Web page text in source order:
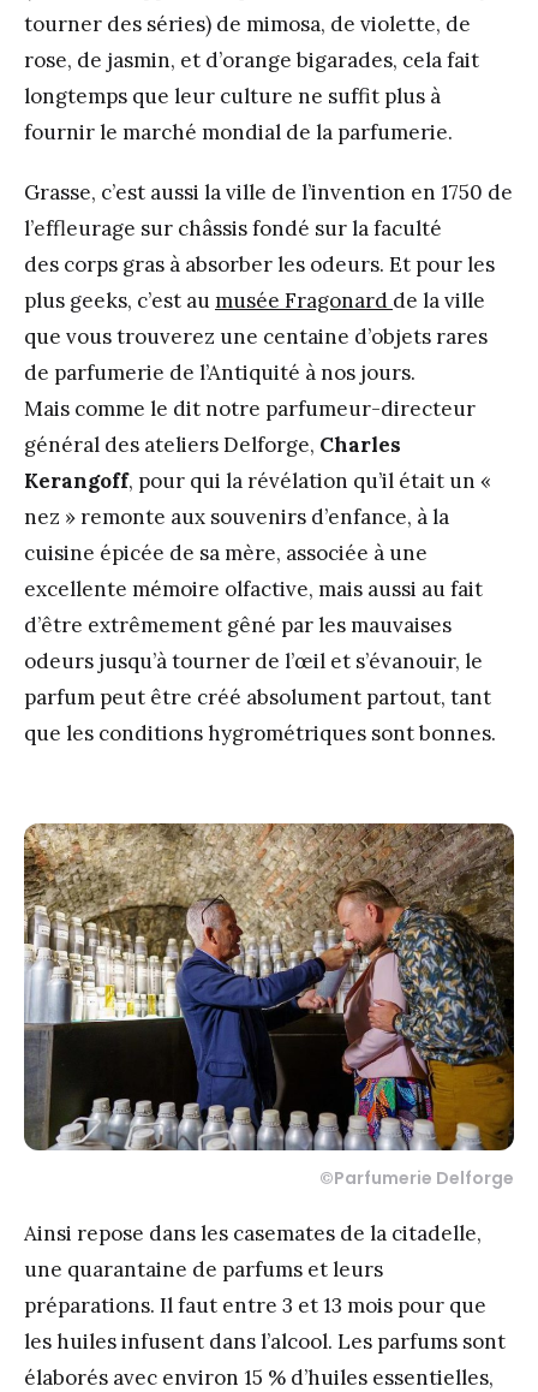
tourner des séries) de mimosa, de violette, de
rose, de jasmin, et d’orange bigarades, cela fait
longtemps que leur culture ne suffit plus à
fournir le marché mondial de la parfumerie.
Grasse, c’est aussi la ville de l’invention en 1750 de
l’effleurage sur châssis fondé sur la faculté
des corps gras à absorber les odeurs. Et pour les
plus geeks, c’est aumusée Fragonard de la ville
que vous trouverez une centaine d’objets rares
de parfumerie de l’Antiquité à nos jours.
Mais comme le dit notre parfumeur-directeur
général des ateliers Delforge, Charles
Kerangoff, pour qui la révélation qu’il était un «
nez » remonte aux souvenirs d’enfance, à la
cuisine épicée de sa mère, associée à une
excellente mémoire olfactive, mais aussi au fait
d’être extrêmement gêné par les mauvaises
odeurs jusqu’à tourner de l’œil et s’évanouir, le
parfum peut être créé absolument partout, tant
que les conditions hygrométriques sont bonnes.
©Parfumerie Delforge
Ainsi repose dans les casemates de la citadelle,
une quarantaine de parfums et leurs
préparations. Il faut entre 3 et 13 mois pour que
les huiles infusent dans l’alcool. Les parfums sont
élaborés avec environ 15 % d’huiles essentielles,